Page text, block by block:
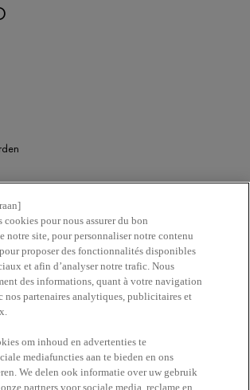
cookies pour nous assurer du bon
notre site, pour personnaliser notre contenu
proposer des fonctionnalités disponibles
et afin d’analyser notre trafic. Nous
des informations, quant à votre navigation
nos partenaires analytiques, publicitaires et
om inhoud en advertenties te
mediafuncties aan te bieden en ons
We delen ook informatie over uw gebruik
partners voor sociale media, reclame en